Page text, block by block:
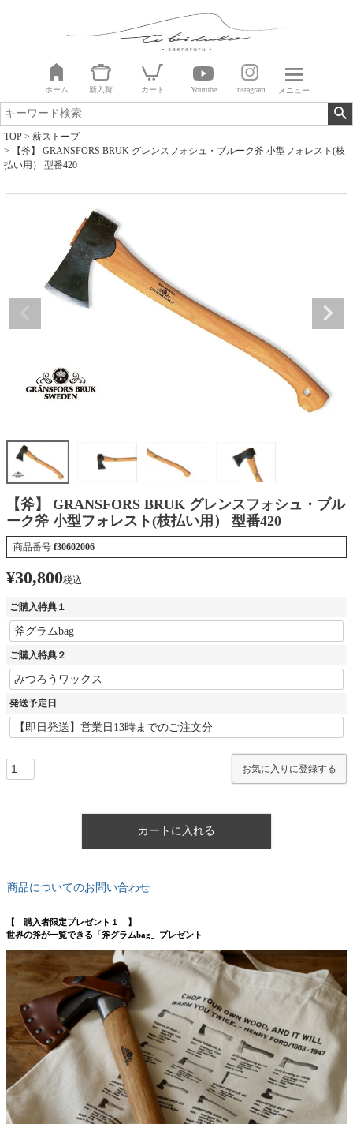
ホーム 新入荷 カート Youtube instagram メニュー
TOP
薪ストーブ
【斧】 GRANSFORS BRUK グレンスフォシュ・ブルーク斧 小型フォレスト(枝
払い用） 型番420
【斧】 GRANSFORS BRUK グレンスフォシュ・ブル
ーク斧 小型フォレスト(枝払い用） 型番420
商品番号 f30602006
¥30,800税込
ご購入特典１
ご購入特典２
発送予定日
お気に入りに登録する
カートに入れる
商品についてのお問い合わせ
【 購入者限定プレゼント１ 】
世界の斧が一覧できる「斧グラムbag」プレゼント